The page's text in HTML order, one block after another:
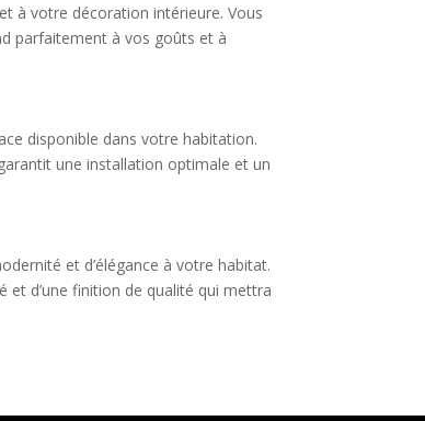
à votre décoration intérieure. Vous
parfaitement à vos goûts et à
disponible dans votre habitation.
une installation optimale et un
et d’élégance à votre habitat.
et d’une finition de qualité qui mettra